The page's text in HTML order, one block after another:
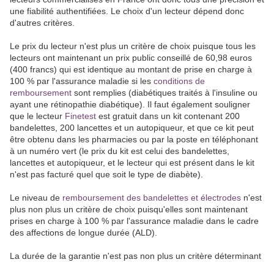
une fiabilité authentifiées. Le choix d'un lecteur dépend donc
d'autres critères.
Le prix du lecteur n'est plus un critère de choix puisque tous les
lecteurs ont maintenant un prix public conseillé de 60,98 euros
(400 francs) qui est identique au montant de prise en charge à
100 % par l'assurance maladie si les conditions de
remboursement sont remplies (diabétiques traités à l'insuline ou
ayant une rétinopathie diabétique). Il faut également souligner
que le lecteur Finetest est gratuit dans un kit contenant 200
bandelettes, 200 lancettes et un autopiqueur, et que ce kit peut
être obtenu dans les pharmacies ou par la poste en téléphonant
à un numéro vert (le prix du kit est celui des bandelettes,
lancettes et autopiqueur, et le lecteur qui est présent dans le kit
n'est pas facturé quel que soit le type de diabète).
Le niveau de remboursement des bandelettes et électrodes n'est
plus non plus un critère de choix puisqu'elles sont maintenant
prises en charge à 100 % par l'assurance maladie dans le cadre
des affections de longue durée (ALD).
La durée de la garantie n'est pas non plus un critère déterminant